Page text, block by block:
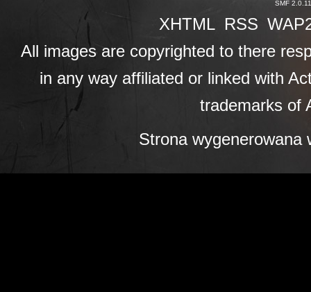
SMF 2.0.11
XHTML RSS
All images are copyrighted to there
in any way affiliated or linked with
trademarks of
Strona wygenerowana